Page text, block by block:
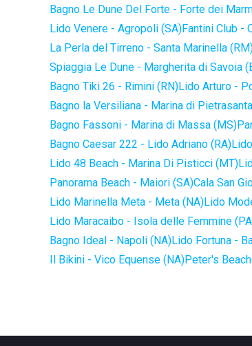
Bagno Le Dune Del Forte - Forte dei
Lido Venere - Agropoli (SA)Fantini Club -
La Perla del Tirreno - Santa Marinella
Spiaggia Le Dune - Margherita di Savoia
Bagno Tiki 26 - Rimini (RN)Lido Arturo -
Bagno la Versiliana - Marina di
Bagno Fassoni - Marina di Massa (MS)
Bagno Caesar 222 - Lido Adriano (RA)
Lido 48 Beach - Marina Di Pisticci (MT)
Panorama Beach - Maiori (SA)Cala San
Lido Marinella Meta - Meta (NA)Lido
Lido Maracaibo - Isola delle Femmine
Bagno Ideal - Napoli (NA)Lido Fortuna -
Il Bikini - Vico Equense (NA)Peter's